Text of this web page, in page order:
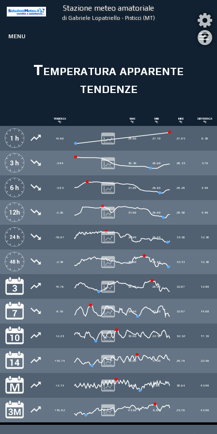
Stazione meteo amatoriale
di Gabriele Lopatriello - Pisticci (MT)
MENU
Temperatura apparente
tendenze
Tendenza
°C
Max
°C
Min
°C
Med
°C
Differenza
°C
+0.60 28.00 27.70 27.85 0.30
-3.94 30.30 26.60 28.33 3.70
-3.93 31.00 26.60 29.29 4.40
-2.26 31.00 26.60 29.58 4.40
-10.67 38.90 26.60 33.50 12.30
-2.39 38.90 26.60 33.51 12.30
+0.76 38.90 26.00 32.87 12.90
-0.16 39.60 25.60 32.97 14.00
+2.23 39.60 22.50 32.32 17.10
+10.74 39.60 17.20 29.79 22.40
+2.15 43.90 0.00 30.64 43.90
+16.92 43.90 0.00 25.70 43.90